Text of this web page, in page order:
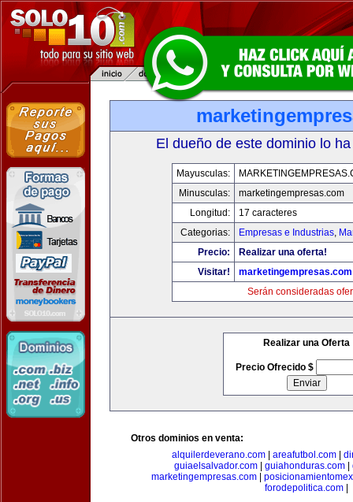
El dueño de este dominio lo
Mayusculas:
Minusculas:
marketingempresas.com
Longitud:
17 caracteres
Categorias:
Empresas e Industrias,
Precio:
Realizar una oferta!
Visitar!
marketingempresas.com
Serán consideradas
Realizar una Oferta
Precio Ofrecido $
Otros dominios en venta:
alquilerdeverano.com
areafutbol.com
guiaelsalvador.com| guiahonduras.com|
marketingempresas.com
forodepolitica.com